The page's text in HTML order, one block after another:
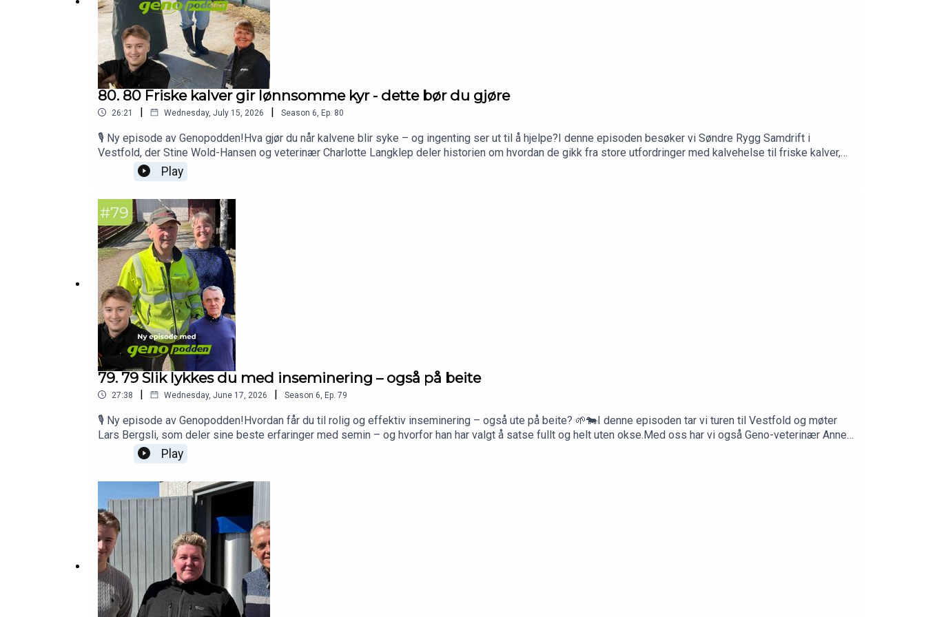
80. 80 Friske kalver gir lønnsomme kyr - dette bør du gjøre
26:21 | Wednesday, July 15, 2026 | Season 6 Ep. 80
🎙️ Ny episode av Genopodden!Hva gjør du når kalvene blir syke – og ingenting ser ut til å hjelpe?I denne episoden besøker vi Søndre Rygg Samdrift i
Vestfold, der Stine Wold-Hansen og veterinær Charlotte Langklep deler historien om hvordan de gikk fra store utfordringer med kalvehelse til friske kalver,
nesten null dødelighet og bedre resultater i fjøset.Sammen med Genopoddens nye programleder Anne Hege Hunskaar Tajet snakker vi om: ✅ Hvorfor
kalvehelse er avgjørende for både dyrevelferd og økonomi✅ Hvordan redusert smittepress ga store gevinster✅ Erfaringer med kalvehytter, vaksinering og
ønsker innspill fra deg! Hvilke temaer vil du høre mer om i Genopodden fremover? Send inn dine tips til pod@geno.no
Play
79. 79 Slik lykkes du med inseminering – også på beite
27:38 | Wednesday, June 17, 2026 | Season 6 Ep. 79
🎙️ Ny episode av Genopodden!Hvordan får du til rolig og effektiv inseminering – også ute på beite? 🌱🐄I denne episoden tar vi turen til Vestfold og møter
Lars Bergsli, som deler sine beste erfaringer med semin – og hvorfor han har valgt å satse fullt og helt uten okse.Med oss har vi også Geno-veterinær Anne
Hege Hunskaar Tajet, som gir faglige råd og konkrete tips du kan bruke i egen drift.🔑 Dette får du i episoden:✅ Mindre stress – bedre tilslag✅ Riktig timing
av inseminering✅ Slik lykkes du med inseminering på beiteI tillegg markerer vi et lite veiskille i podden… 👀👉 Lytt nå – der du hører podcast!
Play